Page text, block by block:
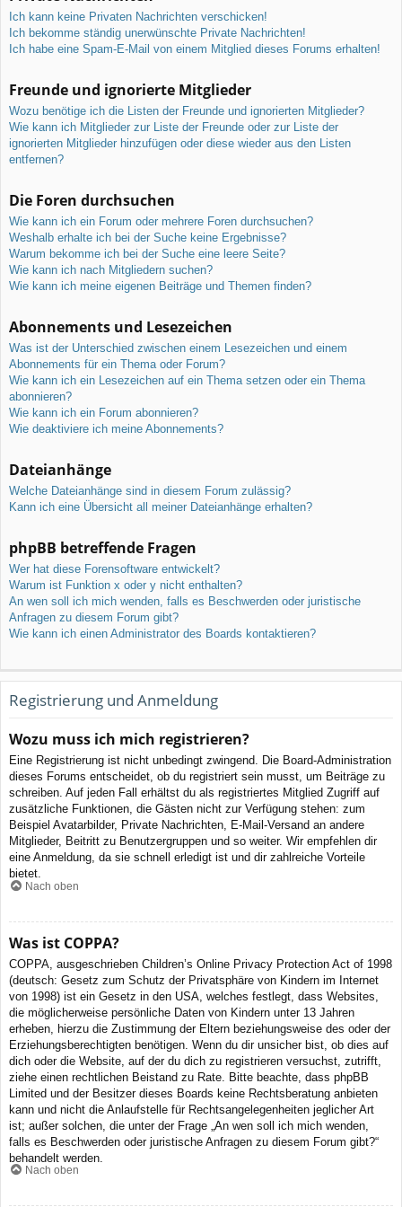
Ich kann keine Privaten Nachrichten verschicken!
Ich bekomme ständig unerwünschte Private Nachrichten!
Ich habe eine Spam-E-Mail von einem Mitglied dieses Forums erhalten!
Freunde und ignorierte Mitglieder
Wozu benötige ich die Listen der Freunde und ignorierten Mitglieder?
Wie kann ich Mitglieder zur Liste der Freunde oder zur Liste der
ignorierten Mitglieder hinzufügen oder diese wieder aus den Listen
entfernen?
Die Foren durchsuchen
Wie kann ich ein Forum oder mehrere Foren durchsuchen?
Weshalb erhalte ich bei der Suche keine Ergebnisse?
Warum bekomme ich bei der Suche eine leere Seite?
Wie kann ich nach Mitgliedern suchen?
Wie kann ich meine eigenen Beiträge und Themen finden?
Abonnements und Lesezeichen
Was ist der Unterschied zwischen einem Lesezeichen und einem
Abonnements für ein Thema oder Forum?
Wie kann ich ein Lesezeichen auf ein Thema setzen oder ein Thema
abonnieren?
Wie kann ich ein Forum abonnieren?
Wie deaktiviere ich meine Abonnements?
Dateianhänge
Welche Dateianhänge sind in diesem Forum zulässig?
Kann ich eine Übersicht all meiner Dateianhänge erhalten?
phpBB betreffende Fragen
Wer hat diese Forensoftware entwickelt?
Warum ist Funktion x oder y nicht enthalten?
An wen soll ich mich wenden, falls es Beschwerden oder juristische
Anfragen zu diesem Forum gibt?
Wie kann ich einen Administrator des Boards kontaktieren?
Registrierung und Anmeldung
Wozu muss ich mich registrieren?
Eine Registrierung ist nicht unbedingt zwingend. Die Board-Administration
dieses Forums entscheidet, ob du registriert sein musst, um Beiträge zu
schreiben. Auf jeden Fall erhältst du als registriertes Mitglied Zugriff auf
zusätzliche Funktionen, die Gästen nicht zur Verfügung stehen: zum
Beispiel Avatarbilder, Private Nachrichten, E-Mail-Versand an andere
Mitglieder, Beitritt zu Benutzergruppen und so weiter. Wir empfehlen dir
eine Anmeldung, da sie schnell erledigt ist und dir zahlreiche Vorteile
bietet.
Nach oben
Was ist COPPA?
COPPA, ausgeschrieben Children’s Online Privacy Protection Act of 1998
(deutsch: Gesetz zum Schutz der Privatsphäre von Kindern im Internet
von 1998) ist ein Gesetz in den USA, welches festlegt, dass Websites,
die möglicherweise persönliche Daten von Kindern unter 13 Jahren
erheben, hierzu die Zustimmung der Eltern beziehungsweise des oder der
Erziehungsberechtigten benötigen. Wenn du dir unsicher bist, ob dies auf
dich oder die Website, auf der du dich zu registrieren versuchst, zutrifft,
ziehe einen rechtlichen Beistand zu Rate. Bitte beachte, dass phpBB
Limited und der Besitzer dieses Boards keine Rechtsberatung anbieten
kann und nicht die Anlaufstelle für Rechtsangelegenheiten jeglicher Art
ist; außer solchen, die unter der Frage „An wen soll ich mich wenden,
falls es Beschwerden oder juristische Anfragen zu diesem Forum gibt?“
behandelt werden.
Nach oben